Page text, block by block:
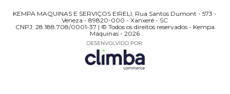
KEMPA MAQUINAS E SERVIÇOS EIRELI, Rua Santos Dumont - 573 -
Veneza - 89820-000 - Xanxerê - SC
CNPJ: 28.188.708/0001-37 | © Todos os direitos reservados - Kempa
Máquinas - 2026